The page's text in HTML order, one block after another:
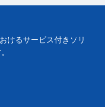
けるサービス付きソリ